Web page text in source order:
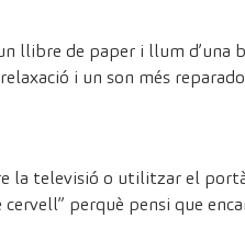
llibre de paper i llum d’una
i un son més
la televisió o utilitzar el
perquè pensi que